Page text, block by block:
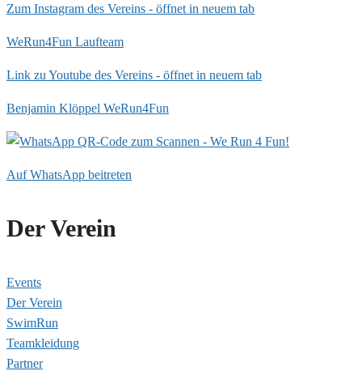
Zum Instagram des Vereins - öffnet in neuem tab
WeRun4Fun Laufteam
Link zu Youtube des Vereins - öffnet in neuem tab
Benjamin Klöppel WeRun4Fun
Auf WhatsApp beitreten
Der Verein
Events
Der Verein
SwimRun
Teamkleidung
Partner